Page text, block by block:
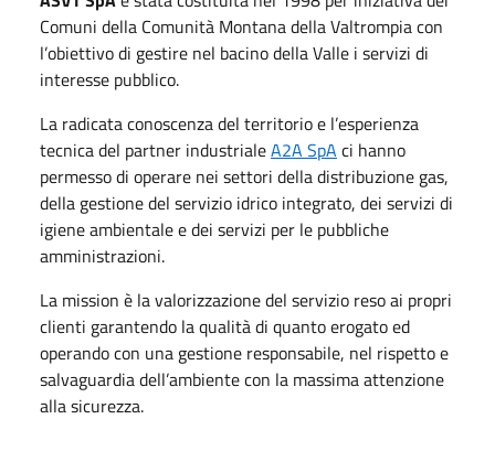
Comuni della Comunità Montana della Valtrompia con
l’obiettivo di gestire nel bacino della Valle i servizi di
interesse pubblico.
La radicata conoscenza del territorio e l’esperienza
tecnica del partner industrialeA2A SpA ci hanno
permesso di operare nei settori della distribuzione gas,
della gestione del servizio idrico integrato, dei servizi di
igiene ambientale e dei servizi per le pubbliche
amministrazioni.
La mission è la valorizzazione del servizio reso ai propri
clienti garantendo la qualità di quanto erogato ed
operando con una gestione responsabile, nel rispetto e
salvaguardia dell’ambiente con la massima attenzione
alla sicurezza.